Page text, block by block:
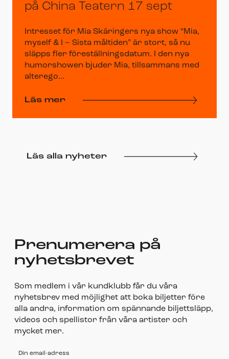
på China Teatern 17 sept
Intresset för Mia Skäringers nya show “Mia,
myself & I – Sista måltiden” är stort, så nu
släpps fler föreställningsdatum. I den nya
humorshowen bjuder Mia, tillsammans med
alterego...
Läs mer
Läs alla nyheter
Prenumerera på
nyhetsbrevet
Som medlem i vår kundklubb får du våra
nyhetsbrev med möjlighet att boka biljetter före
alla andra, information om spännande biljettsläpp,
videos och spellistor från våra artister och
mycket mer.
Din email-adress